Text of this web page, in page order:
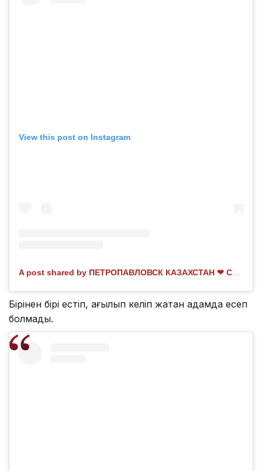
View this post on Instagram
A post shared by ПЕТРОПАВЛОВСК КАЗАХСТАН ❤ СКО (@skopetro)
Бірінен бірі естіп, ағылып келіп жатқан адамда есеп
болмады.